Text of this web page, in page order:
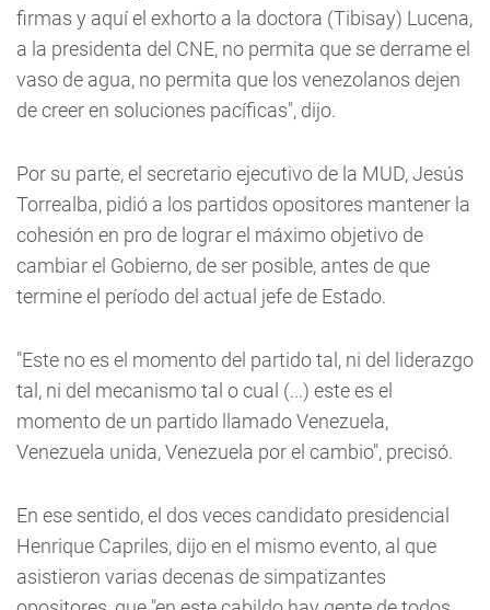
firmas y aquí el exhorto a la doctora (Tibisay) Lucena,
a la presidenta del CNE, no permita que se derrame el
vaso de agua, no permita que los venezolanos dejen
de creer en soluciones pacíficas", dijo.
Por su parte, el secretario ejecutivo de la MUD, Jesús
Torrealba, pidió a los partidos opositores mantener la
cohesión en pro de lograr el máximo objetivo de
cambiar el Gobierno, de ser posible, antes de que
termine el período del actual jefe de Estado.
"Este no es el momento del partido tal, ni del liderazgo
tal, ni del mecanismo tal o cual (...) este es el
momento de un partido llamado Venezuela,
Venezuela unida, Venezuela por el cambio", precisó.
En ese sentido, el dos veces candidato presidencial
Henrique Capriles, dijo en el mismo evento, al que
asistieron varias decenas de simpatizantes